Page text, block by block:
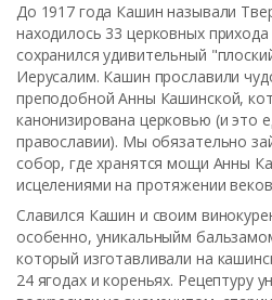
До 1917 года Кашин называли
находилось 33 церковных
сохранился удивительный
Иерусалим. Кашин прославили
преподобной Анны Кашинской,
канонизирована церковью (и это
православии). Мы обязательно
собор, где хранятся мощи Анны
исцелениями на протяжении
Славился Кашин и своим
особенно, уникальныйм
который изготавливали на
24 ягодах и кореньях. Рецептуру